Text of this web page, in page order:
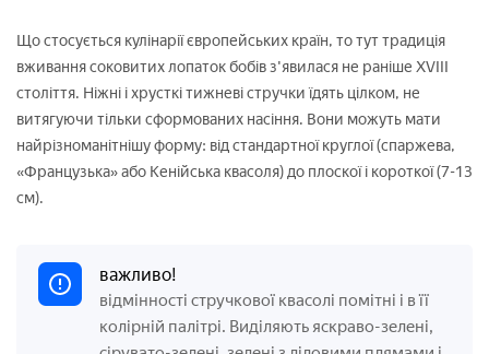
Що стосується кулінарії європейських країн, то тут традиція
вживання соковитих лопаток бобів з'явилася не раніше XVIII
століття. Ніжні і хрусткі тижневі стручки їдять цілком, не
витягуючи тільки сформованих насіння. Вони можуть мати
найрізноманітнішу форму: від стандартної круглої (спаржева,
«Французька» або Кенійська квасоля) до плоскої і короткої (7-13
см).
важливо!
відмінності стручкової квасолі помітні і в її
колірній палітрі. Виділяють яскраво-зелені,